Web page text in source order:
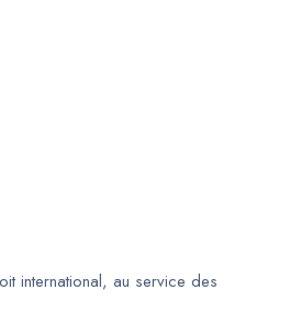
international, au service des